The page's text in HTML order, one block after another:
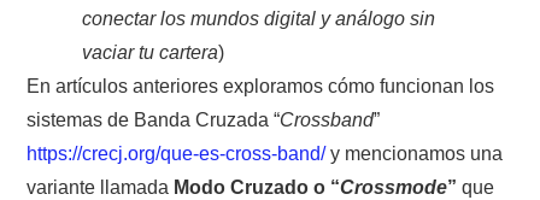
MIEMBROS ORIGINALES
MORSE CW APRENDE Y MAS
conectar los mundos digital y análogo sin
vaciar tu cartera)
En artículos anteriores exploramos cómo funcionan los
sistemas de Banda Cruzada “Crossband”
https://crecj.org/que-es-cross-band/ y mencionamos una
variante llamada Modo Cruzado o “Crossmode” que